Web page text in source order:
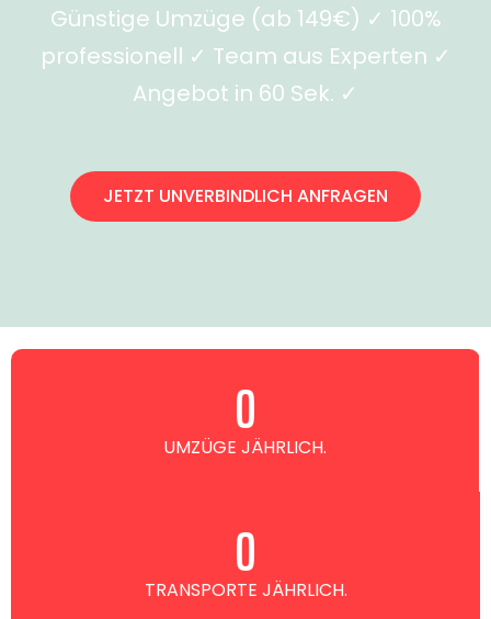
Günstige Umzüge (ab 149€) ✓ 100%
professionell ✓ Team aus Experten ✓
Angebot in 60 Sek. ✓
JETZT UNVERBINDLICH ANFRAGEN
UMZÜGE JÄHRLICH.
0
TRANSPORTE JÄHRLICH.
0